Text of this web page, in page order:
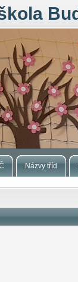
Názvy tříd